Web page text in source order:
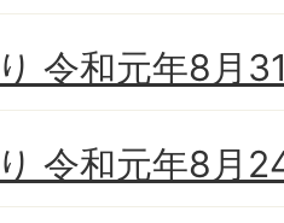
令和元年8月
令和元年8月